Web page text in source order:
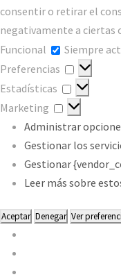
consentir o retirar el
negativamente a ciertas
Funcional
Funcional
Siempre
Preferencias
Estadísticas
Marketing
Marketing
Administrar
Gestionar los
Gestionar
Leer más sobre
Aceptar Denegar Ver